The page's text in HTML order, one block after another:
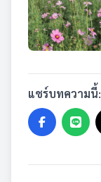
แชร์บทความนี้: